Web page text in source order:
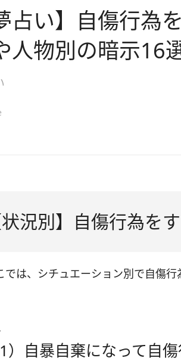
占い】自傷行
人物別の暗示16
状況別】自傷行為を
では、シチュエーション別で自傷
1）自暴自棄になって自